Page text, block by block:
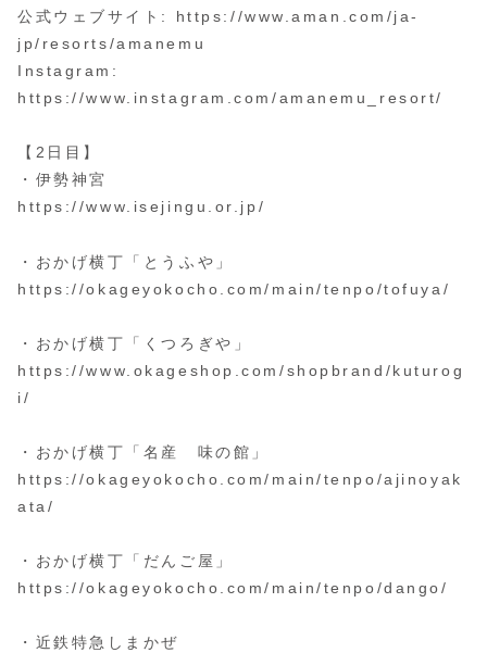
公式ウェブサイト: https://www.aman.com/ja-
jp/resorts/amanemu
Instagram:
https://www.instagram.com/amanemu_resort/
【2日目】
・伊勢神宮
https://www.isejingu.or.jp/
・おかげ横丁「とうふや」
https://okageyokocho.com/main/tenpo/tofuya/
・おかげ横丁「くつろぎや」
https://www.okageshop.com/shopbrand/kuturog
i/
・おかげ横丁「名産 味の館」
https://okageyokocho.com/main/tenpo/ajinoyak
ata/
・おかげ横丁「だんご屋」
https://okageyokocho.com/main/tenpo/dango/
・近鉄特急しまかぜ